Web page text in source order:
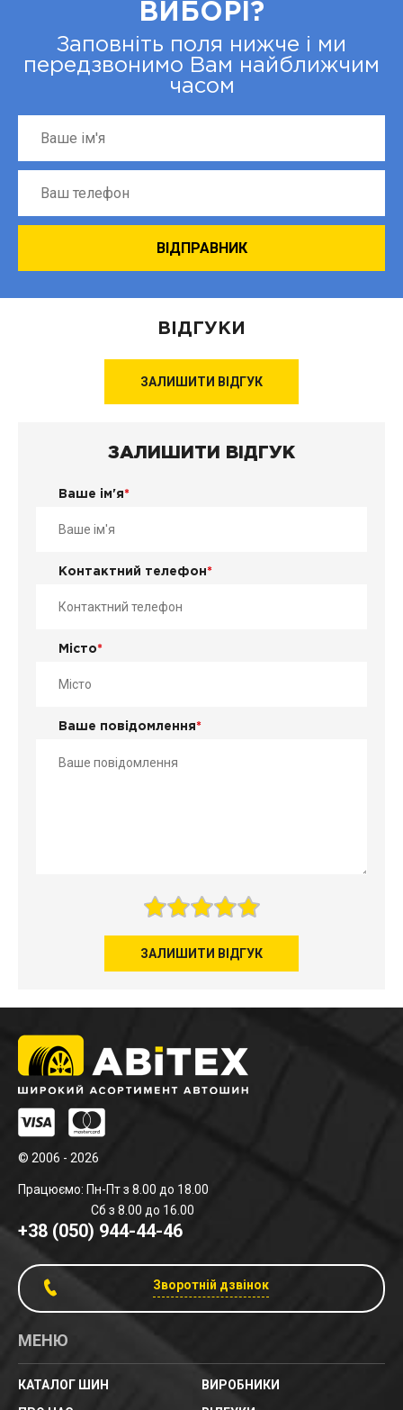
ВИБОРІ?
Заповніть поля нижче і ми
передзвонимо Вам найближчим
часом
ВІДГУКИ
ЗАЛИШИТИ ВІДГУК
ЗАЛИШИТИ ВІДГУК
Ваше ім'я*
Контактний телефон*
Місто*
Ваше повідомлення*
ЗАЛИШИТИ ВІДГУК
© 2006 - 2026
Працюємо: Пн-Пт з 8.00 до 18.00
Сб з 8.00 до 16.00
+38 (050) 944-44-46
Зворотній дзвінок
МЕНЮ
КАТАЛОГ ШИН
ВИРОБНИКИ